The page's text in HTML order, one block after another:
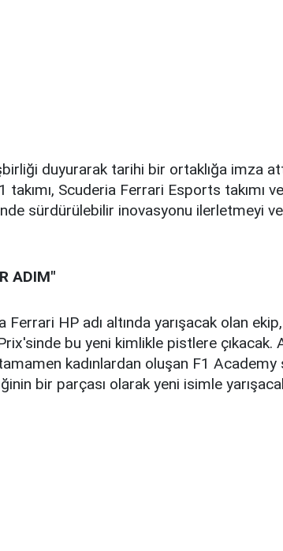
duyurarak tarihi bir ortaklığa imza
Scuderia Ferrari Esports takımı
sürdürülebilir inovasyonu ilerletmeyi
ADIM"
Ferrari HP adı altında yarışacak olan
bu yeni kimlikle pistlere çıkacak.
kadınlardan oluşan F1
bir parçası olarak yeni isimle